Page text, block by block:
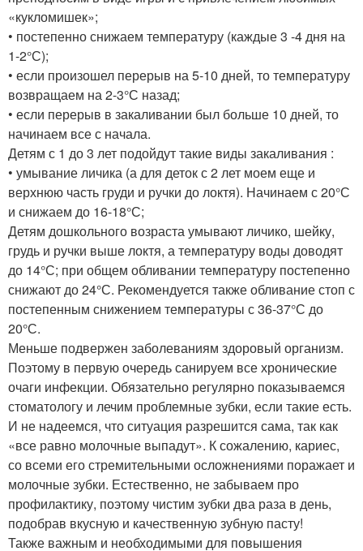
«кукломишек»;
• постепенно снижаем температуру (каждые 3 -4 дня на
1-2°С);
• если произошел перерыв на 5-10 дней, то температуру
возвращаем на 2-3°С назад;
• если перерыв в закаливании был больше 10 дней, то
начинаем все с начала.
Детям с 1 до 3 лет подойдут такие виды закаливания :
• умывание личика (а для деток с 2 лет моем еще и
верхнюю часть груди и ручки до локтя). Начинаем с 20°С
и снижаем до 16-18°С;
Детям дошкольного возраста умывают личико, шейку,
грудь и ручки выше локтя, а температуру воды доводят
до 14°С; при общем обливании температуру постепенно
снижают до 24°С. Рекомендуется также обливание стоп с
постепенным снижением температуры с 36-37°С до
20°С.
Меньше подвержен заболеваниям здоровый организм.
Поэтому в первую очередь санируем все хронические
очаги инфекции. Обязательно регулярно показываемся
стоматологу и лечим проблемные зубки, если такие есть.
И не надеемся, что ситуация разрешится сама, так как
«все равно молочные выпадут». К сожалению, кариес,
со всеми его стремительными осложнениями поражает и
молочные зубки. Естественно, не забываем про
профилактику, поэтому чистим зубки два раза в день,
подобрав вкусную и качественную зубную пасту!
Также важным и необходимыми для повышения